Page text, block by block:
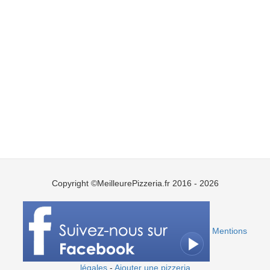
Copyright ©MeilleurePizzeria.fr 2016 - 2026
Mentions
légales- Ajouter une pizzeria